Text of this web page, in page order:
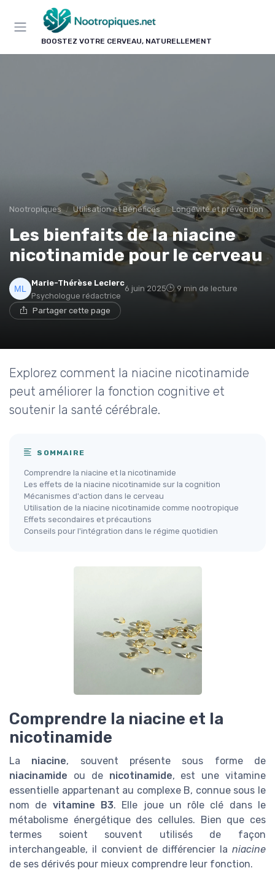
BOOSTEZ VOTRE CERVEAU, NATURELLEMENT
Nootropiques Utilisation et Bénéfices Longévité et prévention
Les bienfaits de la niacine
nicotinamide pour le cerveau
Marie-Thérèse Leclerc
Psychologue rédactrice
6 juin 2025 9 min de lecture
Partager cette page
Explorez comment la niacine nicotinamide
peut améliorer la fonction cognitive et
soutenir la santé cérébrale.
SOMMAIRE
Comprendre la niacine et la nicotinamide
Les effets de la niacine nicotinamide sur la cognition
Mécanismes d'action dans le cerveau
Utilisation de la niacine nicotinamide comme nootropique
Effets secondaires et précautions
Conseils pour l'intégration dans le régime quotidien
Comprendre la niacine et la
nicotinamide
La niacine, souvent présente sous forme de
niacinamide ou de nicotinamide, est une vitamine
essentielle appartenant au complexe B, connue sous le
nom de vitamine B3. Elle joue un rôle clé dans le
métabolisme énergétique des cellules. Bien que ces
termes soient souvent utilisés de façon
interchangeable, il convient de différencier la niacine
de ses dérivés pour mieux comprendre leur fonction.
Panneau de gestion des cookies